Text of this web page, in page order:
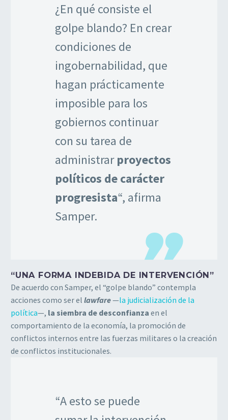
¿En qué consiste el
golpe blando? En crear
condiciones de
ingobernabilidad, que
hagan prácticamente
imposible para los
gobiernos continuar
con su tarea de
administrarproyectos
políticos de carácter
progresista“, afirma
Samper.
“UNA FORMA INDEBIDA DE INTERVENCIÓN”
De acuerdo con Samper, el “golpe blando” contempla
acciones como ser el lawfare—la judicialización de la
política—, la siembra de desconfianza en el
comportamiento de la economía, la promoción de
conflictos internos entre las fuerzas militares o la creación
de conflictos institucionales.
“A esto se puede